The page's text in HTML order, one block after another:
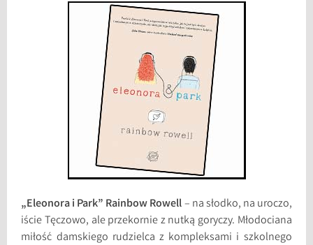
„Eleonora i Park” Rainbow Rowell– na słodko, na uroczo,
iście Tęczowo, ale przekornie z nutką goryczy. Młodociana
miłość damskiego rudzielca z kompleksami i szkolnego